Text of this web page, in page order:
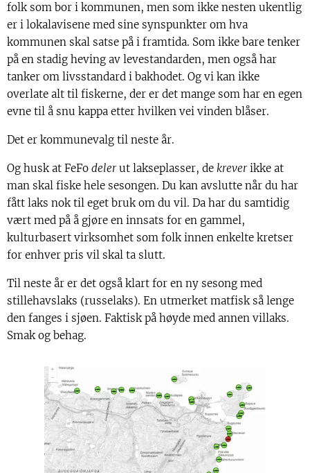
folk som bor i kommunen, men som ikke nesten ukentlig
er i lokalavisene med sine synspunkter om hva
kommunen skal satse på i framtida. Som ikke bare tenker
på en stadig heving av levestandarden, men også har
tanker om livsstandard i bakhodet. Og vi kan ikke
overlate alt til fiskerne, der er det mange som har en egen
evne til å snu kappa etter hvilken vei vinden blåser.
Det er kommunevalg til neste år.
Og husk at FeFo delerut lakseplasser, de kreverikke at
man skal fiske hele sesongen. Du kan avslutte når du har
fått laks nok til eget bruk om du vil. Da har du samtidig
vært med på å gjøre en innsats for en gammel,
kulturbasert virksomhet som folk innen enkelte kretser
for enhver pris vil skal ta slutt.
Til neste år er det også klart for en ny sesong med
stillehavslaks (russelaks). En utmerket matfisk så lenge
den fanges i sjøen. Faktisk på høyde med annen villaks.
Smak og behag.